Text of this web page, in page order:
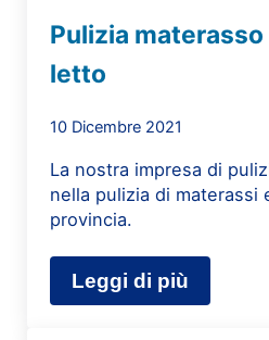
Pulizia
letto
10 Dicembre 2021
La nostra impresa di
nella pulizia di materassi
provincia.
Leggi di più
Pulizia